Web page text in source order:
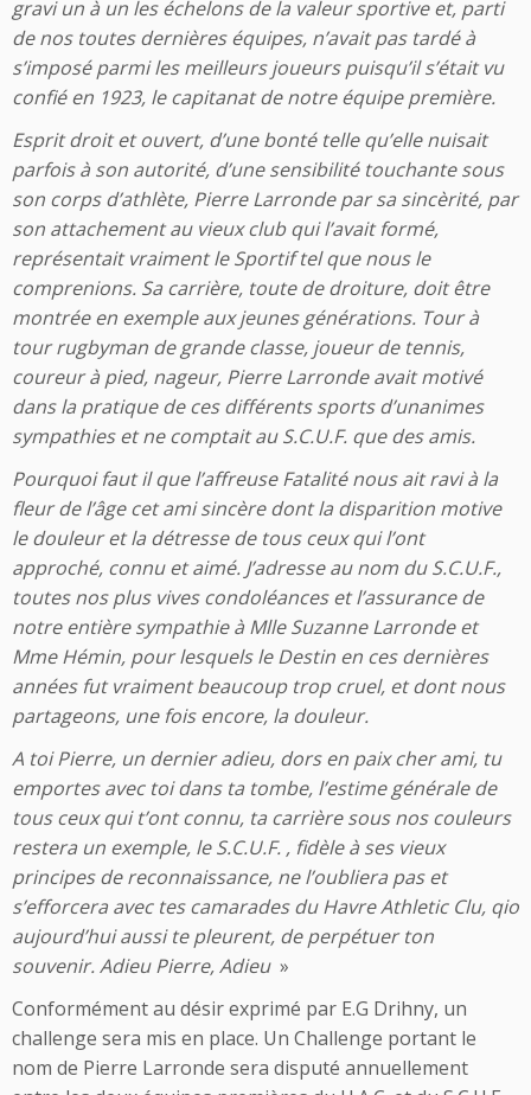
gravi un à un les échelons de la valeur sportive et, parti
de nos toutes dernières équipes, n’avait pas tardé à
s’imposé parmi les meilleurs joueurs puisqu’il s’était vu
confié en 1923, le capitanat de notre équipe première.
Esprit droit et ouvert, d’une bonté telle qu’elle nuisait
parfois à son autorité, d’une sensibilité touchante sous
son corps d’athlète, Pierre Larronde par sa sincèrité, par
son attachement au vieux club qui l’avait formé,
représentait vraiment le Sportif tel que nous le
comprenions. Sa carrière, toute de droiture, doit être
montrée en exemple aux jeunes générations. Tour à
tour rugbyman de grande classe, joueur de tennis,
coureur à pied, nageur, Pierre Larronde avait motivé
dans la pratique de ces différents sports d’unanimes
sympathies et ne comptait au S.C.U.F. que des amis.
Pourquoi faut il que l’affreuse Fatalité nous ait ravi à la
fleur de l’âge cet ami sincère dont la disparition motive
le douleur et la détresse de tous ceux qui l’ont
approché, connu et aimé. J’adresse au nom du S.C.U.F.,
toutes nos plus vives condoléances et l’assurance de
notre entière sympathie à Mlle Suzanne Larronde et
Mme Hémin, pour lesquels le Destin en ces dernières
années fut vraiment beaucoup trop cruel, et dont nous
partageons, une fois encore, la douleur.
A toi Pierre, un dernier adieu, dors en paix cher ami, tu
emportes avec toi dans ta tombe, l’estime générale de
tous ceux qui t’ont connu, ta carrière sous nos couleurs
restera un exemple, le S.C.U.F. , fidèle à ses vieux
principes de reconnaissance, ne l’oubliera pas et
s’efforcera avec tes camarades du Havre Athletic Clu, qio
aujourd’hui aussi te pleurent, de perpétuer ton
souvenir. Adieu Pierre, Adieu »
Conformément au désir exprimé par E.G Drihny, un
challenge sera mis en place. Un Challenge portant le
nom de Pierre Larronde sera disputé annuellement